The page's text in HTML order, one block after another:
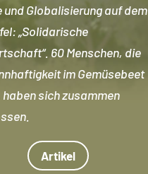
und Globalisierung auf dem
„Solidarische
60 Menschen, die
im Gemüsebeet
sich zusammen
Artikel